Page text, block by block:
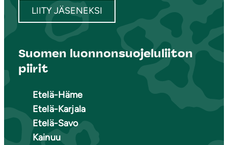
LIITY JÄSENEKSI
Suomen luonnonsuojeluliiton
piirit
Etelä-Häme
Etelä-Karjala
Etelä-Savo
Kainuu